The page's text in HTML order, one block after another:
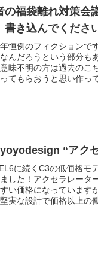
の福袋離れ対策会
書き込んでくださ
年恒例のフィクション
んだろうという部分も
味不明の方は過去のこ
てもらおうと思い作っ
“アク
に続くC3の低価格モ
した！アクセラレータ
い価格になっています
実な設計で価格以上の